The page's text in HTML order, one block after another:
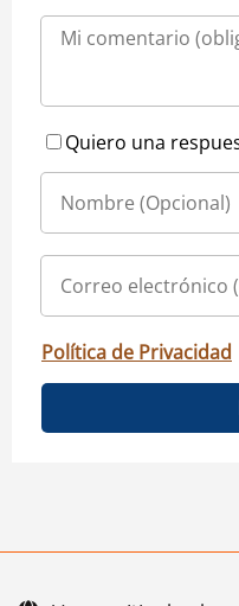
Quiero una
Política de Privacidad